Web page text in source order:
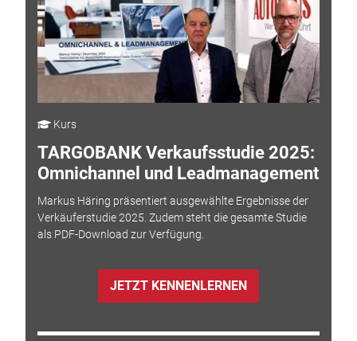
Kurs
TARGOBANK Verkaufsstudie 2025:
Omnichannel und Leadmanagement
Markus Häring präsentiert ausgewählte Ergebnisse der
Verkäuferstudie 2025. Zudem steht die gesamte Studie
als PDF-Download zur Verfügung.
JETZT KENNENLERNEN